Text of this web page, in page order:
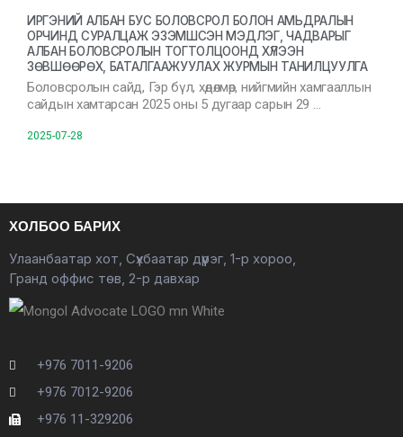
ИРГЭНИЙ АЛБАН БУС БОЛОВСРОЛ БОЛОН АМЬДРАЛЫН
ОРЧИНД СУРАЛЦАЖ ЭЗЭМШСЭН МЭДЛЭГ, ЧАДВАРЫГ
АЛБАН БОЛОВСРОЛЫН ТОГТОЛЦООНД ХҮЛЭЭН
ЗӨВШӨӨРӨХ, БАТАЛГААЖУУЛАХ ЖУРМЫН ТАНИЛЦУУЛГА
Боловсролын сайд, Гэр бүл, хөдөлмөр, нийгмийн хамгааллын
сайдын хамтарсан 2025 оны 5 дугаар сарын 29 …
2025-07-28
ХОЛБОО БАРИХ
Улаанбаатар хот, Сүхбаатар дүүрэг, 1-р хороо,
Гранд оффис төв, 2-р давхар
+976 7011-9206
+976 7012-9206
+976 11-329206